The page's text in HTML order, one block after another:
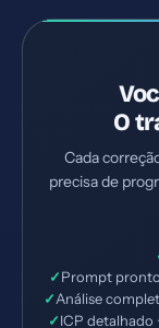
O
Cada
precisa de
✓Prompt
✓Análise
✓ICP detalhado